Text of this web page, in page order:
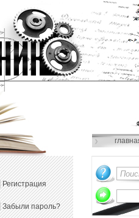
Регистрация
Забыли пароль?